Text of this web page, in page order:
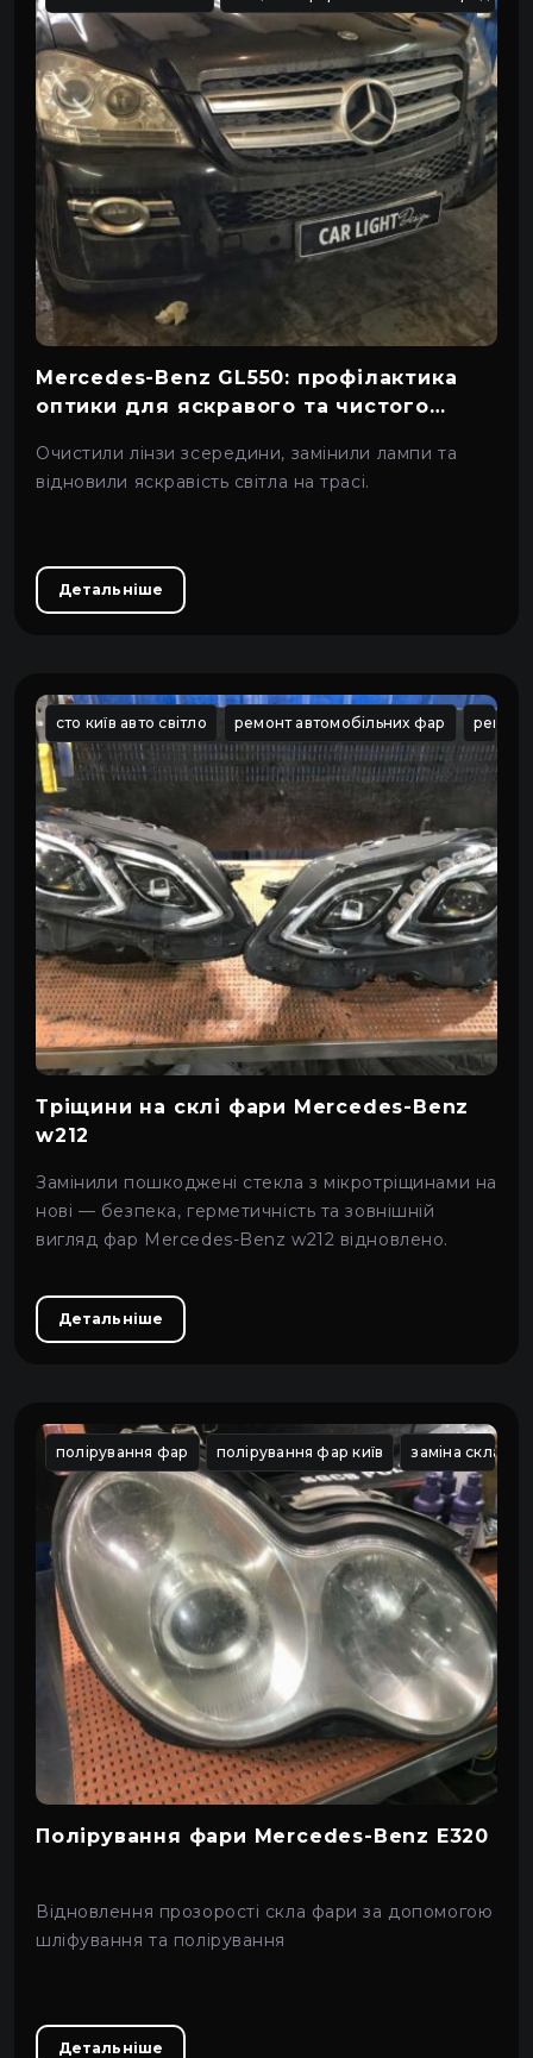
Mercedes-Benz GL550: профілактика
оптики для яскравого та чистого
Очистили лінзи зсередини, замінили лампи та
відновили яскравість світла на трасі.
Детальніше
сто київ авто світло ремонт автомобільних фар ремонт
Тріщини на склі фари Mercedes-Benz
w212
Замінили пошкоджені стекла з мікротріщинами на
нові — безпека, герметичність та зовнішній
вигляд фар Mercedes-Benz w212 відновлено.
Детальніше
полірування фар полірування фар київ заміна скла
Полірування фари Mercedes-Benz E320
Відновлення прозорості скла фари за допомогою
шліфування та полірування
Детальніше